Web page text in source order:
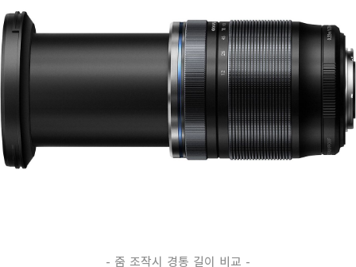
- 줌 조작시 경통 길이 비교 -